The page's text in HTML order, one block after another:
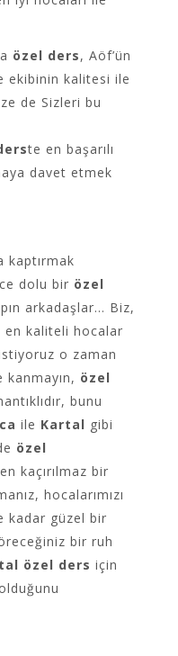
özel ders, Aöf’ün
ekibinin kalitesi ile
de Sizleri bu
te en başarılı
davet etmek
kaptırmak
dolu bir özel
arkadaşlar… Biz,
en kaliteli hocalar
o zaman
özel
bunu
ile Kartal gibi
özel
kaçırılmaz bir
hocalarımızı
kadar güzel bir
bir ruh
özel ders için